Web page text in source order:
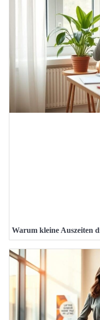
Warum kleine Auszeiten